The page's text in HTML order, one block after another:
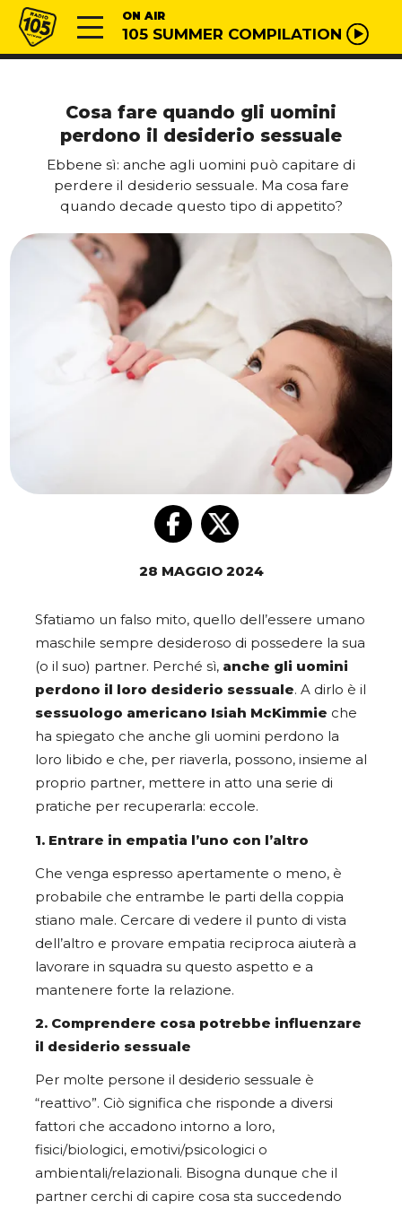
Vai al contenuto
Radio 105 ON AIR
105 SUMMER COMPILATION
Cosa fare quando gli uomini
perdono il desiderio sessuale
Ebbene sì: anche agli uomini può capitare di
perdere il desiderio sessuale. Ma cosa fare
quando decade questo tipo di appetito?
28 MAGGIO 2024
Sfatiamo un falso mito, quello dell’essere umano
maschile sempre desideroso di possedere la sua
(o il suo) partner. Perché sì, anche gli uomini
perdono il loro desiderio sessuale. A dirlo è il
sessuologo americano Isiah McKimmie che
ha spiegato che anche gli uomini perdono la
loro libido e che, per riaverla, possono, insieme al
proprio partner, mettere in atto una serie di
pratiche per recuperarla: eccole.
1. Entrare in empatia l’uno con l’altro
Che venga espresso apertamente o meno, è
probabile che entrambe le parti della coppia
stiano male. Cercare di vedere il punto di vista
dell’altro e provare empatia reciproca aiuterà a
lavorare in squadra su questo aspetto e a
mantenere forte la relazione.
2. Comprendere cosa potrebbe influenzare
il desiderio sessuale
Per molte persone il desiderio sessuale è
“reattivo”. Ciò significa che risponde a diversi
fattori che accadono intorno a loro,
fisici/biologici, emotivi/psicologici o
ambientali/relazionali. Bisogna dunque che il
partner cerchi di capire cosa sta succedendo